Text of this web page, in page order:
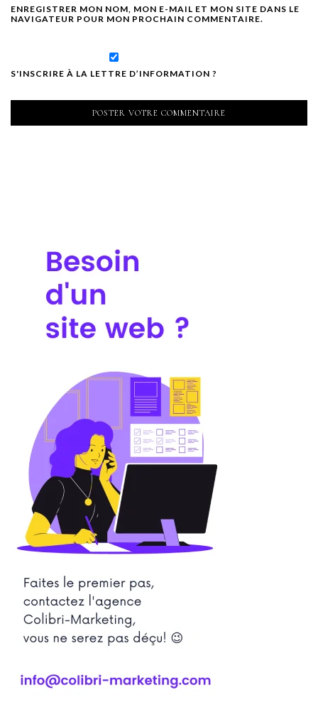
ENREGISTRER MON NOM, MON E-MAIL ET MON SITE DANS LE
NAVIGATEUR POUR MON PROCHAIN COMMENTAIRE.
S'INSCRIRE À LA LETTRE D’INFORMATION ?